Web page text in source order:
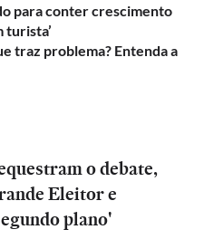
para conter crescimento
turista’
traz problema? Entenda a
o debate,
Eleitor e
plano'